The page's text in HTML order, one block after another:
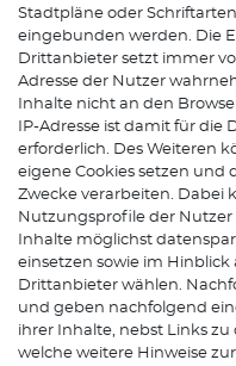
Stadtpläne oder
eingebunden werden. Die
Drittanbieter setzt immer
Adresse der Nutzer
Inhalte nicht an den
IP-Adresse ist damit für die
erforderlich. Des Weiteren
eigene Cookies setzen und
Zwecke verarbeiten. Dabei
Nutzungsprofile der Nutzer
Inhalte möglichst
einsetzen sowie im
Drittanbieter wählen.
und geben nachfolgend
ihrer Inhalte, nebst Links
welche weitere Hinweise